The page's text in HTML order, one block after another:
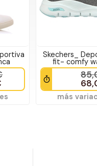
Skechers_
fit- comfy
más